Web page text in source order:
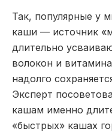
Так, популярные у
каши — источник
длительно
волокон и
надолго
Эксперт
кашам именно
«быстрых» кашах